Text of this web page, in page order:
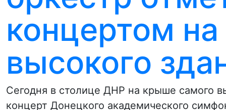
концертом
высокого
Сегодня в столице ДНР на крыше самого
концерт Донецкого академического